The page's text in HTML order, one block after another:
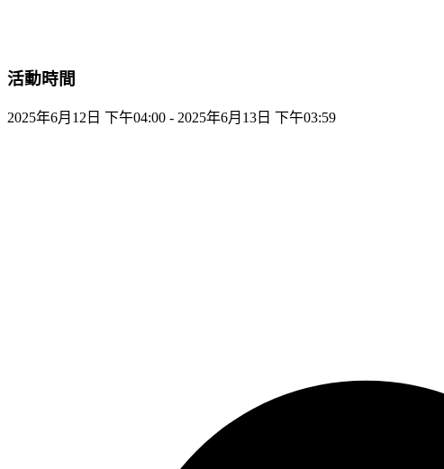
活動時間
2025年6月12日 下午04:00 - 2025年6月13日 下午03:59